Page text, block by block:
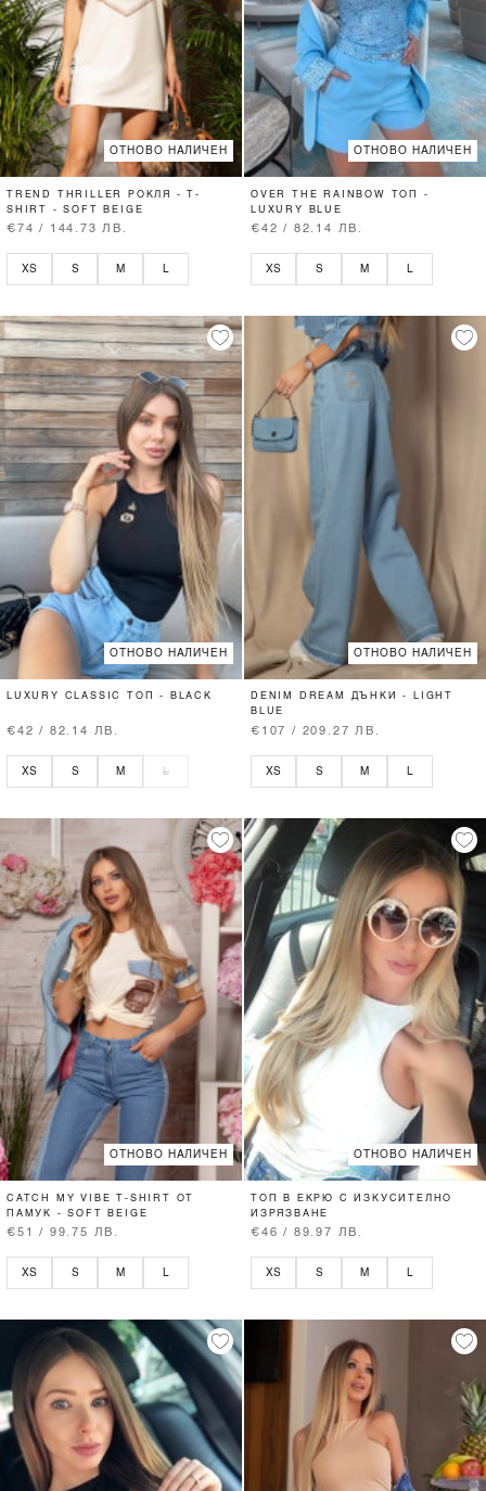
ОТНОВО НАЛИЧЕН
TREND THRILLER РОКЛЯ - T-
SHIRT - SOFT BEIGE
€74 / 144.73 ЛВ.
XS S M L
ОТНОВО НАЛИЧЕН
OVER THE RAINBOW ТОП -
LUXURY BLUE
€42 / 82.14 ЛВ.
XS S M L
ОТНОВО НАЛИЧЕН
LUXURY CLASSIC ТОП - BLACK
€42 / 82.14 ЛВ.
XS S M L
ОТНОВО НАЛИЧЕН
DENIM DREAM ДЪНКИ - LIGHT
BLUE
€107 / 209.27 ЛВ.
XS S M
ОТНОВО НАЛИЧЕН
CATCH MY VIBE T-SHIRT ОТ
ПАМУК - SOFT BEIGE
€51 / 99.75 ЛВ.
XS S M L
ОТНОВО НАЛИЧЕН
ТОП В ЕКРЮ С ИЗКУСИТЕЛНО
ИЗРЯЗВАНЕ
€46 / 89.97 ЛВ.
XS S M L